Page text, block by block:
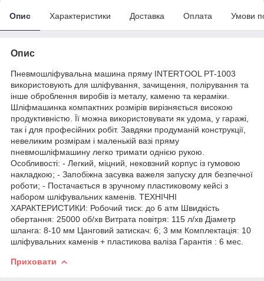
Опис Характеристики Доставка Оплата Умови
Опис
Пневмошліфувальна машина пряму INTERTOOL PT-1003
використовують для шліфування, зачищення, полірування та
інше оброблення виробів із металу, каменю та кераміки.
Шліфмашинка компактних розмірів вирізняється високою
продуктивністю. Її можна використовувати як удома, у гаражі,
так і для професійних робіт. Завдяки продуманій конструкції,
невеликим розмірам і маленькій вазі пряму
пневмошліфмашину легко тримати однією рукою.
Особливості: - Легкий, міцний, нековзний корпус із гумовою
накладкою; - Запобіжна засувка важеля запуску для безпечної
роботи; - Постачається в зручному пластиковому кейсі з
набором шліфувальних каменів. ТЕХНІЧНІ
ХАРАКТЕРИСТИКИ: Робочий тиск: до 6 атм Швидкість
обертання: 25000 об/хв Витрата повітря: 115 л/хв Діаметр
шланга: 8-10 мм Цанговий затискач: 6; 3 мм Комплектація: 10
шліфувальних каменів + пластикова валіза Гарантія : 6 мес.
Приховати